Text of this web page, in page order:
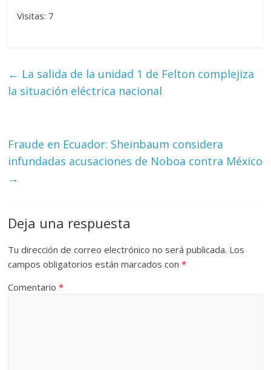
Visitas: 7
← La salida de la unidad 1 de Felton complejiza
la situación eléctrica nacional
Fraude en Ecuador: Sheinbaum considera
infundadas acusaciones de Noboa contra México
→
Deja una respuesta
Tu dirección de correo electrónico no será publicada. Los
campos obligatorios están marcados con*
Comentario*